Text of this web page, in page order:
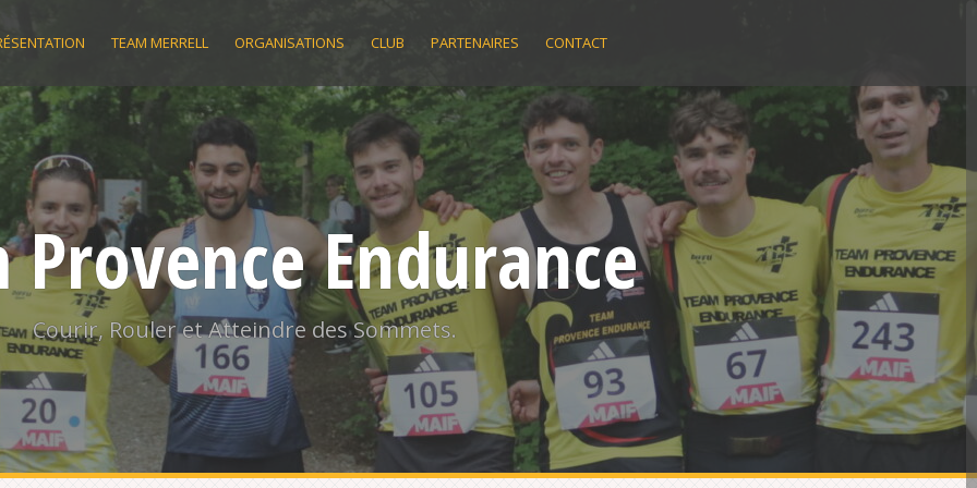
TEAM MERRELL ORGANISATIONS CLUB PARTENAIRES CONTACT
Provence Endurance
Courir, Rouler et Atteindre des Sommets.